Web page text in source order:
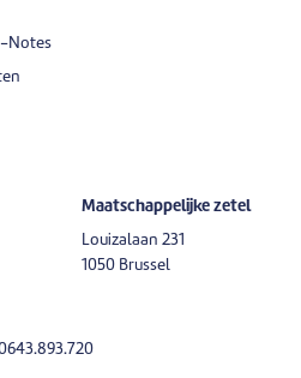
Notes
Maatschappelijke zetel
Louizalaan 231
1050 Brussel